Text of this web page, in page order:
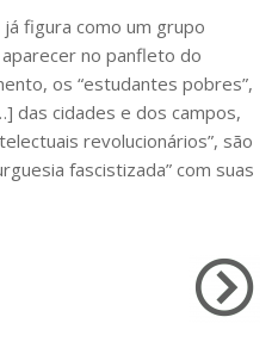
Ensino
figura como um grupo
no panfleto do
os “estudantes pobres”,
das cidades e dos campos,
revolucionários”, são
fascistizada” com suas